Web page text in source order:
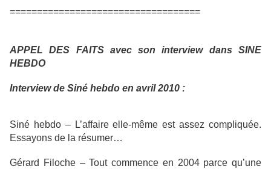
===================================
APPEL DES FAITS avec son interview dans SINE
HEBDO
Interview de Siné hebdo en avril 2010 :
Siné hebdo – L’affaire elle-même est assez compliquée.
Essayons de la résumer…
Gérard Filoche – Tout commence en 2004 parce qu’une